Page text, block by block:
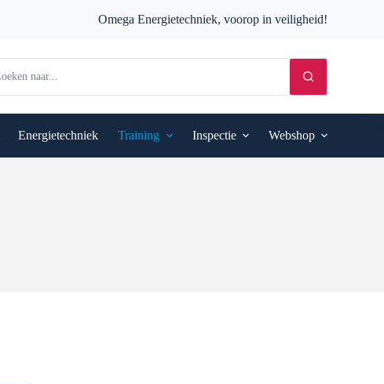
Omega Energietechniek, voorop in veiligheid!
Energietechniek Training Inspectie Webshop